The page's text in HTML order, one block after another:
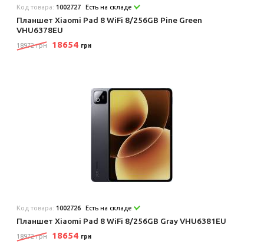
Код товара: 1002727 Есть на складе
Планшет Xiaomi Pad 8 WiFi 8/256GB Pine Green
VHU6378EU
18972 грн 18654 грн
Код товара: 1002726 Есть на складе
Планшет Xiaomi Pad 8 WiFi 8/256GB Gray VHU6381EU
18972 грн 18654 грн